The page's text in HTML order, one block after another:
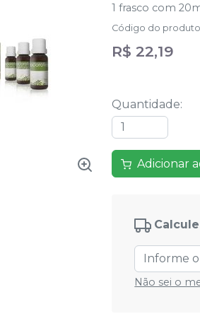
1 frasco com
Código do produto
R$ 22,19
Quantidade:
Adicionar
Não sei o